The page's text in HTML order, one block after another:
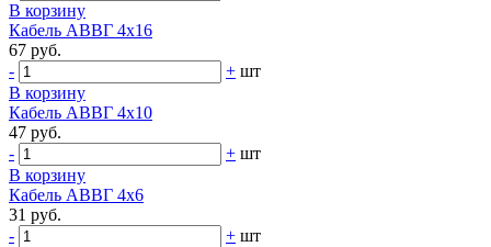
В корзину
Кабель АВВГ 4х16
67 руб.
-
+ шт
В корзину
Кабель АВВГ 4х10
47 руб.
-
+ шт
В корзину
Кабель АВВГ 4х6
31 руб.
-
+ шт